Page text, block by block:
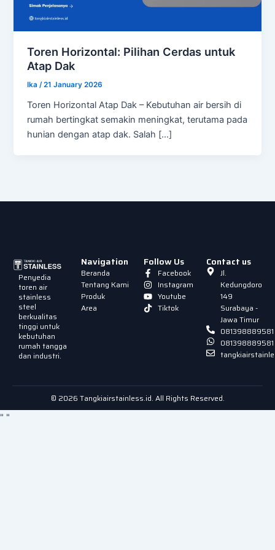
Toren Horizontal: Pilihan Cerdas untuk
Atap Dak
Ika/21 January 2026
Toren Horizontal Atap Dak – Kebutuhan air bersih di
rumah bertingkat semakin meningkat, terutama pada
hunian dengan atap dak. Salah […]
Penyedia
toren air
stainless
steel
berkualitas
tinggi untuk
kebutuhan
rumah tangga
dan industri.
Navigation
Beranda
Tentang Kami
Produk
Area
Follow Us
Facebook
Instagram
Youtube
Tiktok
Contact us
Jl.
Kedungdoro
149
Surabaya -
Jawa Timur
081398889581
081398889581
© 2026 Tangkiairstainless.id. All Rights Reserved.
" "